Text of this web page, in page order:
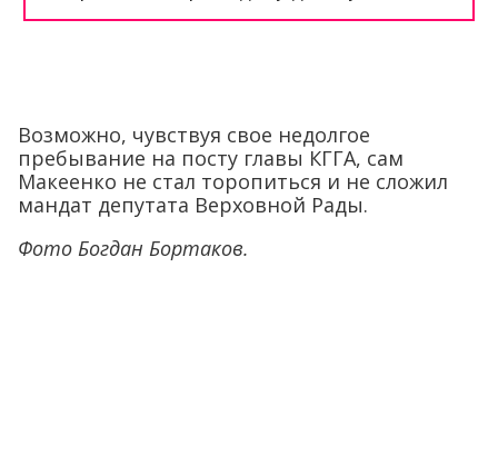
Возможно, чувствуя свое недолгое
пребывание на посту главы КГГА, сам
Макеенко не стал торопиться и не сложил
мандат депутата Верховной Рады.
Фото Богдан Бортаков.